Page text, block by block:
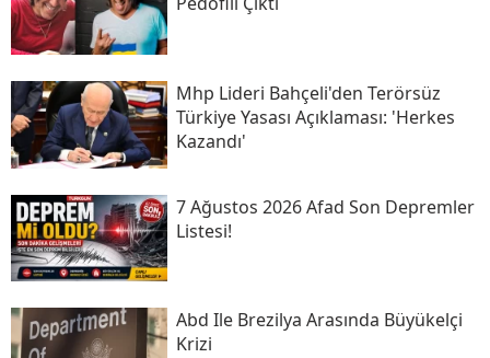
Mhp Lideri Bahçeli'den Terörsüz
Türkiye Yasası Açıklaması: 'herkes
Kazandı'
7 Ağustos 2026 Afad Son Depremler
Listesi!
Abd Ile Brezilya Arasında Büyükelçi
Krizi